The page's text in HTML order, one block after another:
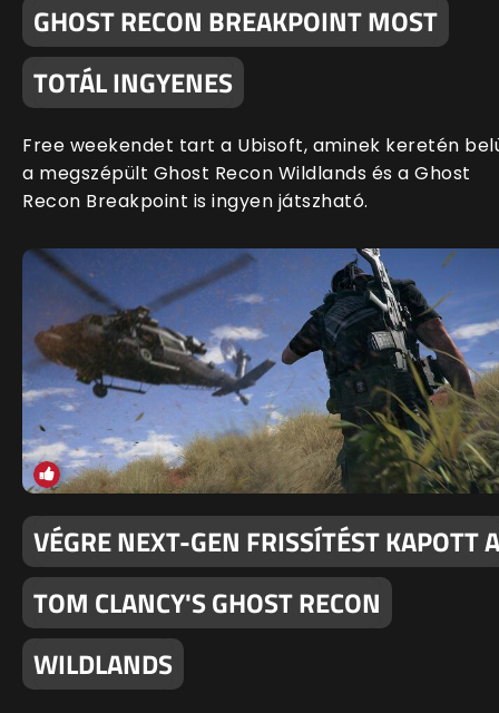
GHOST RECON BREAKPOINT MOST
TOTÁL INGYENES
Free weekendet tart a Ubisoft, aminek keretén
a megszépült Ghost Recon Wildlands és a Ghost
Recon Breakpoint is ingyen játszható.
VÉGRE NEXT-GEN FRISSÍTÉST KAPOTT A
TOM CLANCY'S GHOST RECON
WILDLANDS